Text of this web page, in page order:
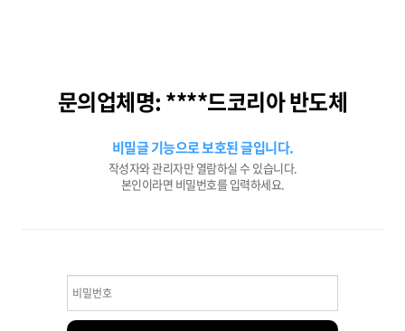
문의업체명: ****드코리아 반도체
비밀글 기능으로 보호된 글입니다.
작성자와 관리자만 열람하실 수 있습니다.
본인이라면 비밀번호를 입력하세요.